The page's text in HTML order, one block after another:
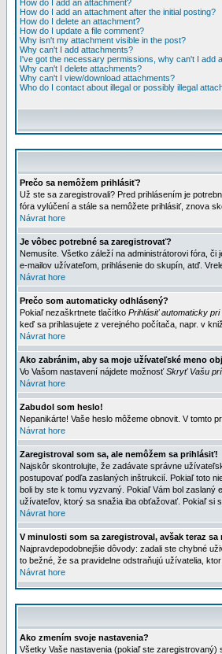
How do I add an attachment?
How do I add an attachment after the initial posting?
How do I delete an attachment?
How do I update a file comment?
Why isn't my attachment visible in the post?
Why can't I add attachments?
I've got the necessary permissions, why can't I add
Why can't I delete attachments?
Why can't I view/download attachments?
Who do I contact about illegal or possibly illegal
Prečo sa nemôžem prihlásiť?
Už ste sa zaregistrovali? Pred prihlásením je
fóra vylúčení a stále sa nemôžete prihlásiť, znova
Návrat hore
Je vôbec potrebné sa zaregistrovať?
Nemusíte. Všetko záleží na administrátorovi fóra,
e-mailov užívateľom, prihlásenie do skupín, atď.
Návrat hore
Prečo som automaticky odhlásený?
Pokiaľ nezaškrtnete tlačítko Prihlásiť automaticky
keď sa prihlasujete z verejného počítača, napr. v
Návrat hore
Ako zabránim, aby sa moje užívateľské meno
Vo Vašom nastavení nájdete možnosťSkryť Vašu
Návrat hore
Zabudol som heslo!
Nepanikárte! Vaše heslo môžeme obnovit. V tomto
Návrat hore
Zaregistroval som sa, ale nemôžem sa prihlásiť!
Najskôr skontrolujte, že zadávate správne
postupovať podľa zaslaných inštrukcií. Pokiaľ toto
boli by ste k tomu vyzvaný. Pokiaľ Vám bol zaslaný
užívateľov, ktorý sa snažia iba obťažovať. Pokiaľ si
Návrat hore
V minulosti som sa zaregistroval, avšak teraz
Najpravdepodobnejšie dôvody: zadali ste chybné
to bežné, že sa pravidelne odstraňujú užívatelia,
Návrat hore
Ako zmením svoje nastavenia?
Všetky Vaše nastavenia (pokiaľ ste